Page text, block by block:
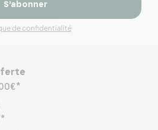
S’abonner
de confidentialité